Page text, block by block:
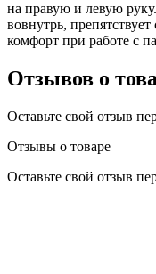
на правую и левую
вовнутрь,
комфорт при работе с
Отзывов о
Оставьте свой отзыв
Отзывы о товаре
Оставьте свой отзыв